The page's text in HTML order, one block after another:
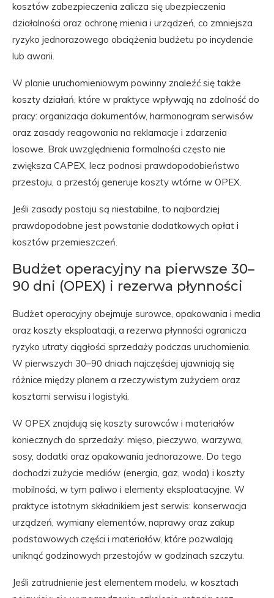
kosztów zabezpieczenia zalicza się ubezpieczenia
działalności oraz ochronę mienia i urządzeń, co zmniejsza
ryzyko jednorazowego obciążenia budżetu po incydencie
lub awarii.
W planie uruchomieniowym powinny znaleźć się także
koszty działań, które w praktyce wpływają na zdolność do
pracy: organizacja dokumentów, harmonogram serwisów
oraz zasady reagowania na reklamacje i zdarzenia
losowe. Brak uwzględnienia formalności często nie
zwiększa CAPEX, lecz podnosi prawdopodobieństwo
przestoju, a przestój generuje koszty wtórne w OPEX.
Jeśli zasady postoju są niestabilne, to najbardziej
prawdopodobne jest powstanie dodatkowych opłat i
kosztów przemieszczeń.
Budżet operacyjny na pierwsze 30–
90 dni (OPEX) i rezerwa płynności
Budżet operacyjny obejmuje surowce, opakowania i media
oraz koszty eksploatacji, a rezerwa płynności ogranicza
ryzyko utraty ciągłości sprzedaży podczas uruchomienia.
W pierwszych 30–90 dniach najczęściej ujawniają się
różnice między planem a rzeczywistym zużyciem oraz
kosztami serwisu i logistyki.
W OPEX znajdują się koszty surowców i materiałów
koniecznych do sprzedaży: mięso, pieczywo, warzywa,
sosy, dodatki oraz opakowania jednorazowe. Do tego
dochodzi zużycie mediów (energia, gaz, woda) i koszty
mobilności, w tym paliwo i elementy eksploatacyjne. W
praktyce istotnym składnikiem jest serwis: konserwacja
urządzeń, wymiany elementów, naprawy oraz zakup
podstawowych części i materiałów, które pozwalają
uniknąć godzinowych przestojów w godzinach szczytu.
Jeśli zatrudnienie jest elementem modelu, w kosztach